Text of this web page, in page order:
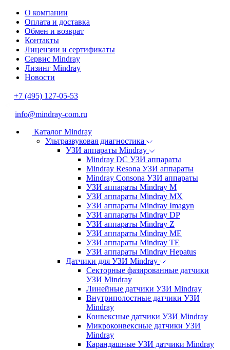
О компании
Оплата и доставка
Обмен и возврат
Контакты
Лицензии и сертификаты
Сервис Mindray
Лизинг Mindray
Новости
+7 (495) 127-05-53
info@mindray-com.ru
Каталог Mindray
Ультразвуковая диагностика
УЗИ аппараты Mindray
Mindray DC УЗИ аппараты
Mindray Resona УЗИ аппараты
Mindray Consona УЗИ аппараты
УЗИ аппараты Mindray M
УЗИ аппараты Mindray MX
УЗИ аппараты Mindray Imagyn
УЗИ аппараты Mindray DP
УЗИ аппараты Mindray Z
УЗИ аппараты Mindray ME
УЗИ аппараты Mindray TE
УЗИ аппараты Mindray Hepatus
Датчики для УЗИ Mindray
Секторные фазированные датчики
УЗИ Mindray
Линейные датчики УЗИ Mindray
Внутриполостные датчики УЗИ
Mindray
Конвексные датчики УЗИ Mindray
Микроконвексные датчики УЗИ
Mindray
Карандашные УЗИ датчики Mindray